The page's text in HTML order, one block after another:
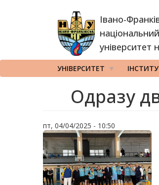
Івано-
університет
УНІВЕРСИТЕТ
Одразу
пт, 04/04/2025 - 10:50